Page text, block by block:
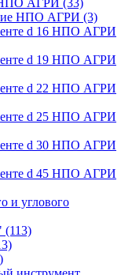
НПО АГРИ (3)
d 16 НПО АГРИ
d 19 НПО АГРИ
d 22 НПО АГРИ
d 25 НПО АГРИ
d 30 НПО АГРИ
d 45 НПО АГРИ
и углового
(113)